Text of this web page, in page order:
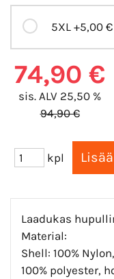
5XL +5,00 €
74,90 €
sis. ALV 25,50 %
94,90 €
kpl
Laadukas
Material:
Shell: 100%
100% polyester,